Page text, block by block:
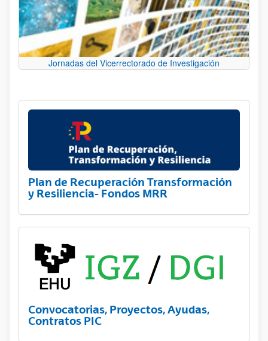
Jornadas del Vicerrectorado de Investigación
Plan de Recuperación Transformación
y Resiliencia- Fondos MRR
Convocatorias, Proyectos, Ayudas,
Contratos PIC